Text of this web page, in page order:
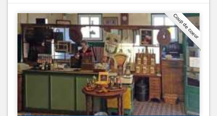
Coup de coeur